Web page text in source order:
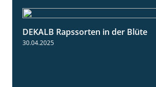
DEKALB Rapssorten in der Blüte
30.04.2025